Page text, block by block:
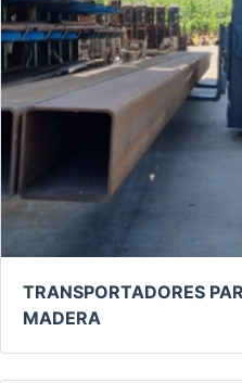
TRANSPORTADORES
MADERA